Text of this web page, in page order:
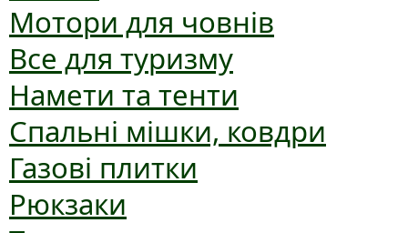
Мотори для човнів
Все для туризму
Намети та тенти
Спальні мішки, ковдри
Газові плитки
Рюкзаки